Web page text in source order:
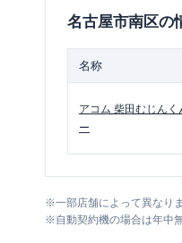
名古屋市南区の
名称
アコム 柴田むじんく
ー
※一部店舗によって異なりま
※自動契約機の場合は年中